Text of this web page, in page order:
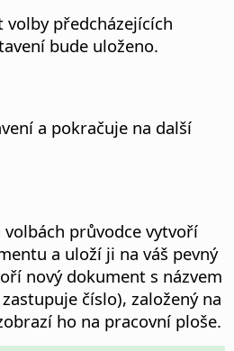
předcházejících
bude uloženo.
a pokračuje na další
volbách průvodce vytvoří
a uloží ji na váš pevný
nový dokument s názvem
číslo), založený na
ho na pracovní ploše.